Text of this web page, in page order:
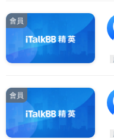
會員
會員